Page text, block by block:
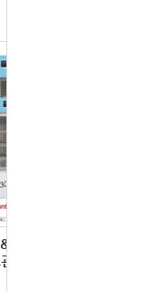
약품 냉장고, 의료용
장과 (2) 시약보관